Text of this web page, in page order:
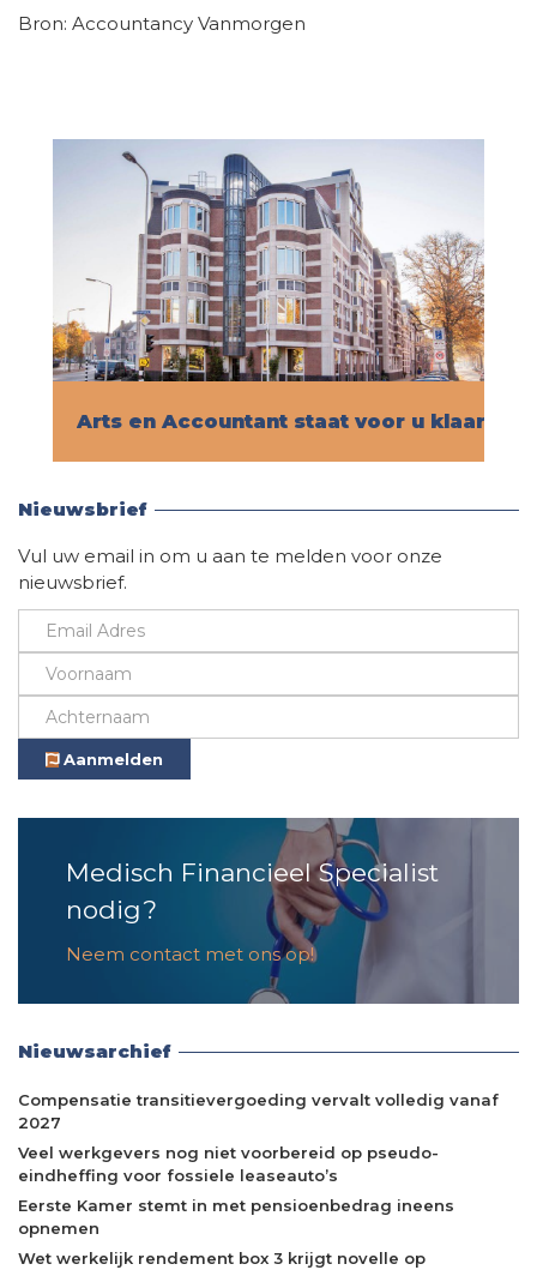
Bron: Accountancy Vanmorgen
Arts en Accountant staat voor u klaar!
Nieuwsbrief
Vul uw email in om u aan te melden voor onze
nieuwsbrief.
Aanmelden
Medisch Financieel Specialist
nodig?
Neem contact met ons op!
Nieuwsarchief
Compensatie transitievergoeding vervalt volledig vanaf
2027
Veel werkgevers nog niet voorbereid op pseudo-
eindheffing voor fossiele leaseauto’s
Eerste Kamer stemt in met pensioenbedrag ineens
opnemen
Wet werkelijk rendement box 3 krijgt novelle op